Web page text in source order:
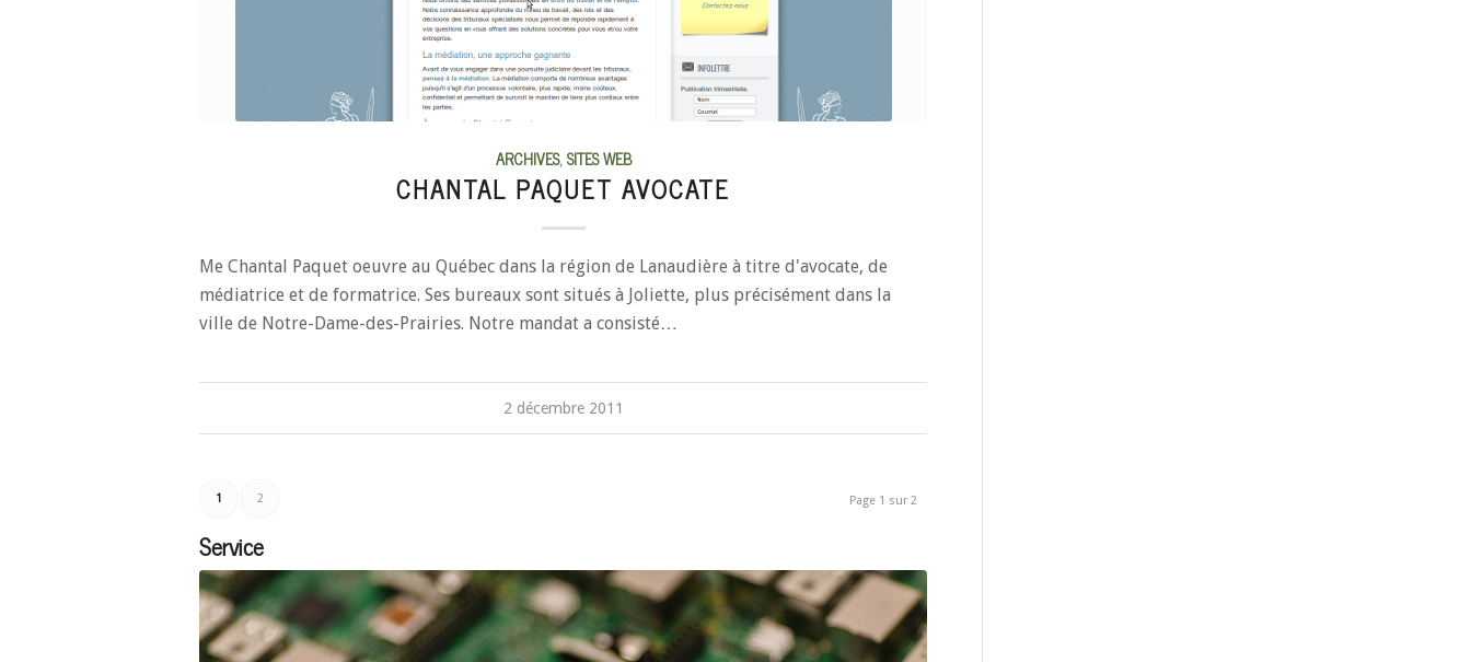
ARCHIVES,SITES WEB
CHANTAL PAQUET AVOCATE
Me Chantal Paquet oeuvre au Québec dans la région de Lanaudière à titre d'avocate, de
médiatrice et de formatrice. Ses bureaux sont situés à Joliette, plus précisément dans la
ville de Notre-Dame-des-Prairies. Notre mandat a consisté…
2 décembre 2011
Page 1 sur 2
1 2
Service